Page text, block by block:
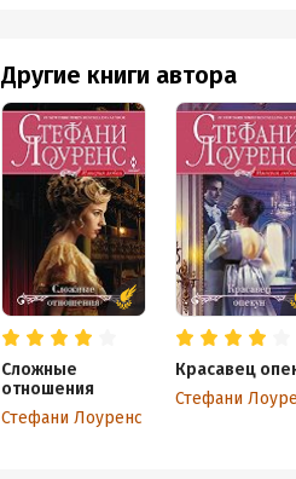
Другие книги автора
Сложные
отношения
Стефани Лоуренс
Красавец
Стефани